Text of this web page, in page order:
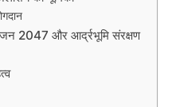
2047 और आर्द्रभूमि संरक्षण